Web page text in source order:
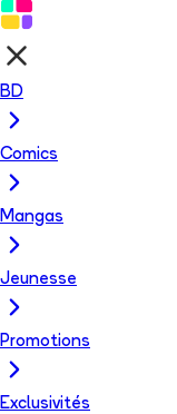
BD
Comics
Mangas
Jeunesse
Promotions
Exclusivités